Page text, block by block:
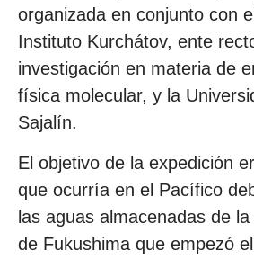
organizada en conjunto con
Instituto Kurchátov, ente
investigación en materia de
física molecular, y la
Sajalín.
El objetivo de la expedición
que ocurría en el Pacífico
las aguas almacenadas de
de Fukushima que empezó